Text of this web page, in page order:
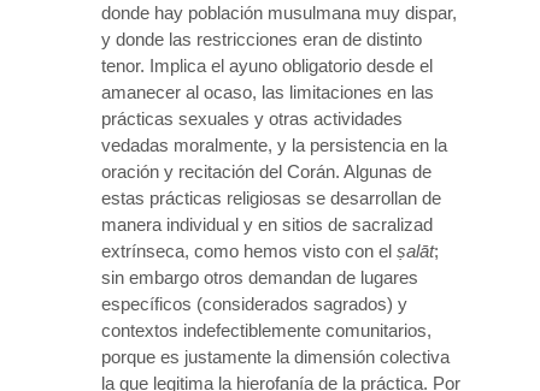
donde hay población musulmana muy dispar,
y donde las restricciones eran de distinto
tenor. Implica el ayuno obligatorio desde el
amanecer al ocaso, las limitaciones en las
prácticas sexuales y otras actividades
vedadas moralmente, y la persistencia en la
oración y recitación del Corán. Algunas de
estas prácticas religiosas se desarrollan de
manera individual y en sitios de sacralizad
extrínseca, como hemos visto con el ṣalāt;
sin embargo otros demandan de lugares
específicos (considerados sagrados) y
contextos indefectiblemente comunitarios,
porque es justamente la dimensión colectiva
la que legitima la hierofanía de la práctica. Por